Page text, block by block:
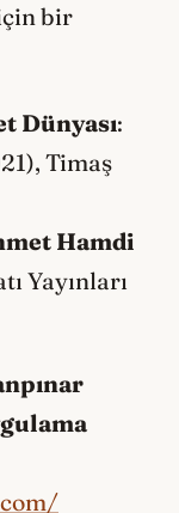
bir
Dünyası:
Timaş
Hamdi
Yayınları